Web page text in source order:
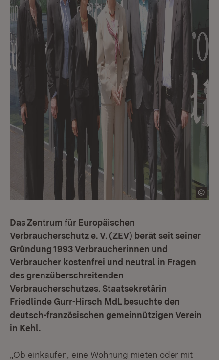
Das Zentrum für Europäischen
Verbraucherschutz e. V. (ZEV) berät seit seiner
Gründung 1993 Verbraucherinnen und
Verbraucher kostenfrei und neutral in Fragen
des grenzüberschreitenden
Verbraucherschutzes. Staatsekretärin
Friedlinde Gurr-Hirsch MdL besuchte den
deutsch-französischen gemeinnützigen Verein
in Kehl.
„Ob einkaufen, eine Wohnung mieten oder mit